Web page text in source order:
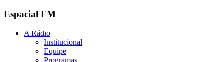
Espacial FM
A Rádio
Institucional
Equipe
Programas